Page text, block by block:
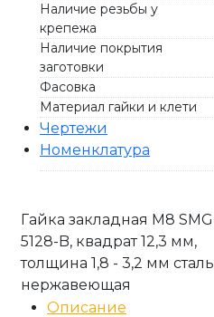
Наличие резьбы у
крепежа
Наличие покрытия
заготовки
Фасовка
Материал гайки и клети
Чертежи
Номенклатура
Гайка закладная М8 SMG
5128-B, квадрат 12,3 мм,
толщина 1,8 - 3,2 мм сталь
нержавеющая
Описание